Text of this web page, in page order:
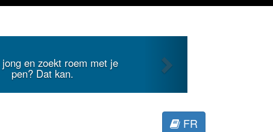
literatuur voor
Minerva.
FR